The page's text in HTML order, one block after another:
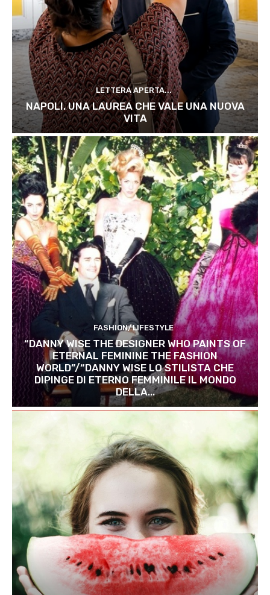
LETTERA APERTA...
NAPOLI. UNA LAUREA CHE VALE UNA NUOVA
VITA
FASHION/LIFESTYLE
“DANNY WISE THE DESIGNER WHO PAINTS OF
ETERNAL FEMININE THE FASHION
WORLD”/“DANNY WISE LO STILISTA CHE
DIPINGE DI ETERNO FEMMINILE IL MONDO
DELLA...